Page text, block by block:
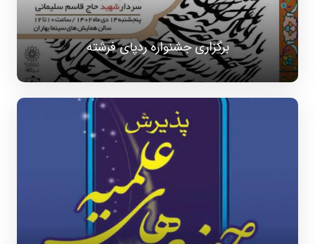
برگزاری جشنواره ردپای فرشته